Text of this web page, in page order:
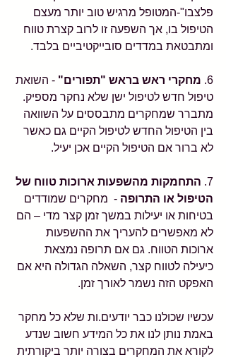
פלצבו"-המטופל מרגיש טוב יותר מעצם
הטיפול בו, אך השפעה זו לרוב קצרת טווח
ומתבטאת במדדים סובייקטיביים בלבד.
6. מחקרי ראש בראש "תפורים" - השואת
טיפול חדש לטיפול ישן שלא נחקר מספיק.
מתברר שמחקרים מתבססים על השוואה
בין הטיפול החדש לטיפול הקיים גם כאשר
לא ברור אם הטיפול הקיים אכן יעיל.
7. התחמקות מהשפעות ארוכות טווח של
הטיפול או התרופה -  מחקרים שמודדים
בטיחות או יעילות במשך זמן קצר מדי – הם
לא מאפשרים להעריך את ההשפעות
ארוכות הטווח. גם אם תרופה נמצאת
כיעילה לטווח קצר, השאלה הגדולה היא אם
האפקט הזה נשמר לאורך זמן.
עכשיו שכולנו כבר יודעים.ות שלא כל מחקר
באמת נותן לנו את כל המידע חשוב שנדע
לקורא את המחקרים בצורה יותר ביקורתית